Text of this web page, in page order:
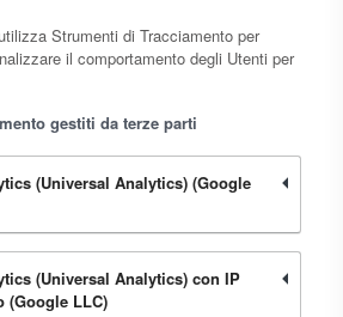
Strumenti di Tracciamento per
il comportamento degli Utenti per
gestiti da terze parti
(Universal Analytics) (Google
(Universal Analytics) con IP
(Google LLC)